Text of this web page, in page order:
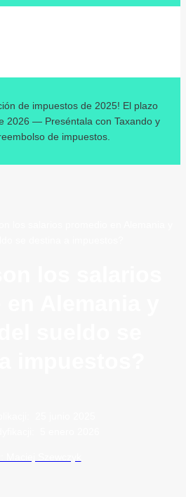
de impuestos de 2025! El plazo
2026 — Preséntala con Taxando y
de impuestos.